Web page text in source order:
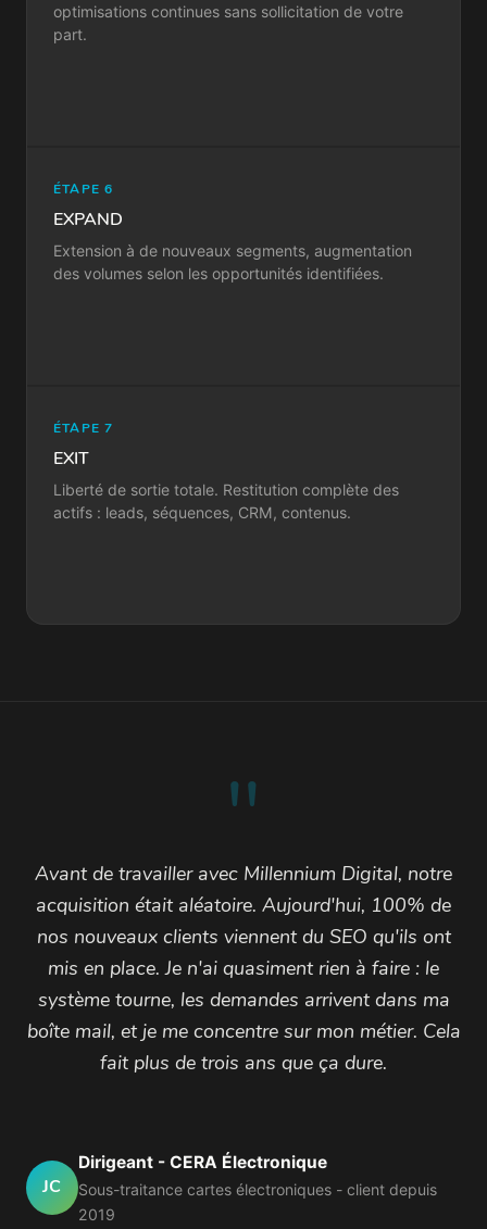
optimisations continues sans sollicitation de votre
part.
ÉTAPE 6
EXPAND
Extension à de nouveaux segments, augmentation
des volumes selon les opportunités identifiées.
ÉTAPE 7
EXIT
Liberté de sortie totale. Restitution complète des
actifs : leads, séquences, CRM, contenus.
"
Avant de travailler avec Millennium Digital, notre
acquisition était aléatoire. Aujourd'hui, 100% de
nos nouveaux clients viennent du SEO qu'ils ont
mis en place. Je n'ai quasiment rien à faire : le
système tourne, les demandes arrivent dans ma
boîte mail, et je me concentre sur mon métier. Cela
fait plus de trois ans que ça dure.
JC
Dirigeant - CERA Électronique
Sous-traitance cartes électroniques - client depuis
2019